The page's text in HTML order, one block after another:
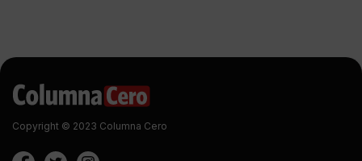
Copyright © 2023 Columna Cero